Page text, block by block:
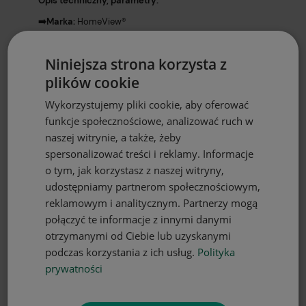
➡️Marka: HomeView®️
➡️Gramatura:180g/m2
➡️Szerokość: 140 cm
➡️Wysokość:160 cm
➡️Wszyta taśma marszcząca typu smok(marszczenie 1:2)
➡️Sposób montażu: żabki, haczyki lub tunel
➡️Pielęgnacja:Pranie w temp. do 60 stopni C.
➡️Wyprodukowano w Polsce
➡️Cena dotyczy 1 sztuki
✔️Projektując nasze zasłony wierzymy, że
nadadząniepowtarzalny klimat
wpasują się zarówno w te nowoczesne, jak i urządzone
Niniejsza strona korzysta z
plików cookie
Wykorzystujemy pliki cookie, aby oferować
funkcje społecznościowe, analizować ruch w
naszej witrynie, a także, żeby
spersonalizować treści i reklamy. Informacje
o tym, jak korzystasz z naszej witryny,
udostępniamy partnerom społecznościowym,
reklamowym i analitycznym. Partnerzy mogą
połączyć te informacje z innymi danymi
otrzymanymi od Ciebie lub uzyskanymi
podczas korzystania z ich usług. Polityka
prywatności